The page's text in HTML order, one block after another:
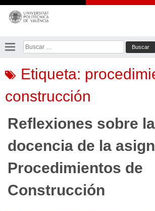
Saltar
contenido
Buscar:
Etiqueta:
construcción
Reflexiones sobre la
docencia de la
Procedimientos de
Construcción